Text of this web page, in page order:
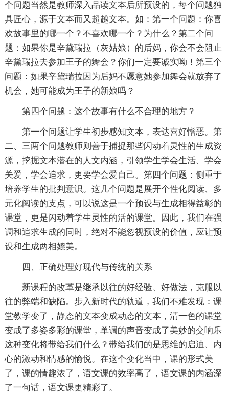
个问题当然是教师深入品读文本后所预设的，每个问题独
具匠心，源于文本而又超越文本。如：第一个问题：你喜
欢故事里的哪一个？不喜欢哪一个？为什么？第二个问
题：如果你是辛黛瑞拉（灰姑娘）的后妈，你会不会阻止
辛黛瑞拉去参加王子的舞会？你们一定要诚实呦！第三个
问题：如果辛黛瑞拉因为后妈不愿意她参加舞会就放弃了
机会，她可能成为王子的新娘吗？
第四个问题：这个故事有什么不合理的地方？
第一个问题让学生初步感知文本，表达喜好憎恶。第
二、三两个问题教师则善于捕捉那些闪动着灵性的生成资
源，挖掘文本潜在的人文内涵，引领学生学会生活、学会
关爱，学会追求，更要学会爱自己。第四个问题：侧重于
培养学生的批判意识。这几个问题是展开个性化阅读、多
元化阅读的支点，可以说这是一个预设与生成相得益彰的
课堂，更是闪动着学生灵性的活的课堂。因此，我们在强
调和追求生成的同时，绝对不能忽视预设的价值，应让预
设和生成两相媲美。
四、正确处理好现代与传统的关系
新课程的改革是继承以往的好经验、好做法，克服以
往的弊端和缺陷。步入新时代的轨道，我们不难发现：课
堂教学变了，静态的文本变成动态的文本，清一色的课堂
变成了多姿多彩的课堂，单调的声音变成了美妙的交响乐
这种变化将带给我们什么？带给我们的是思维的启迪、内
心的激动和情感的愉悦。在这个变化当中，课的形式美
了，课的情趣浓了，语文课的效率高了，语文课的内涵深
了一句话，语文课更精彩了。